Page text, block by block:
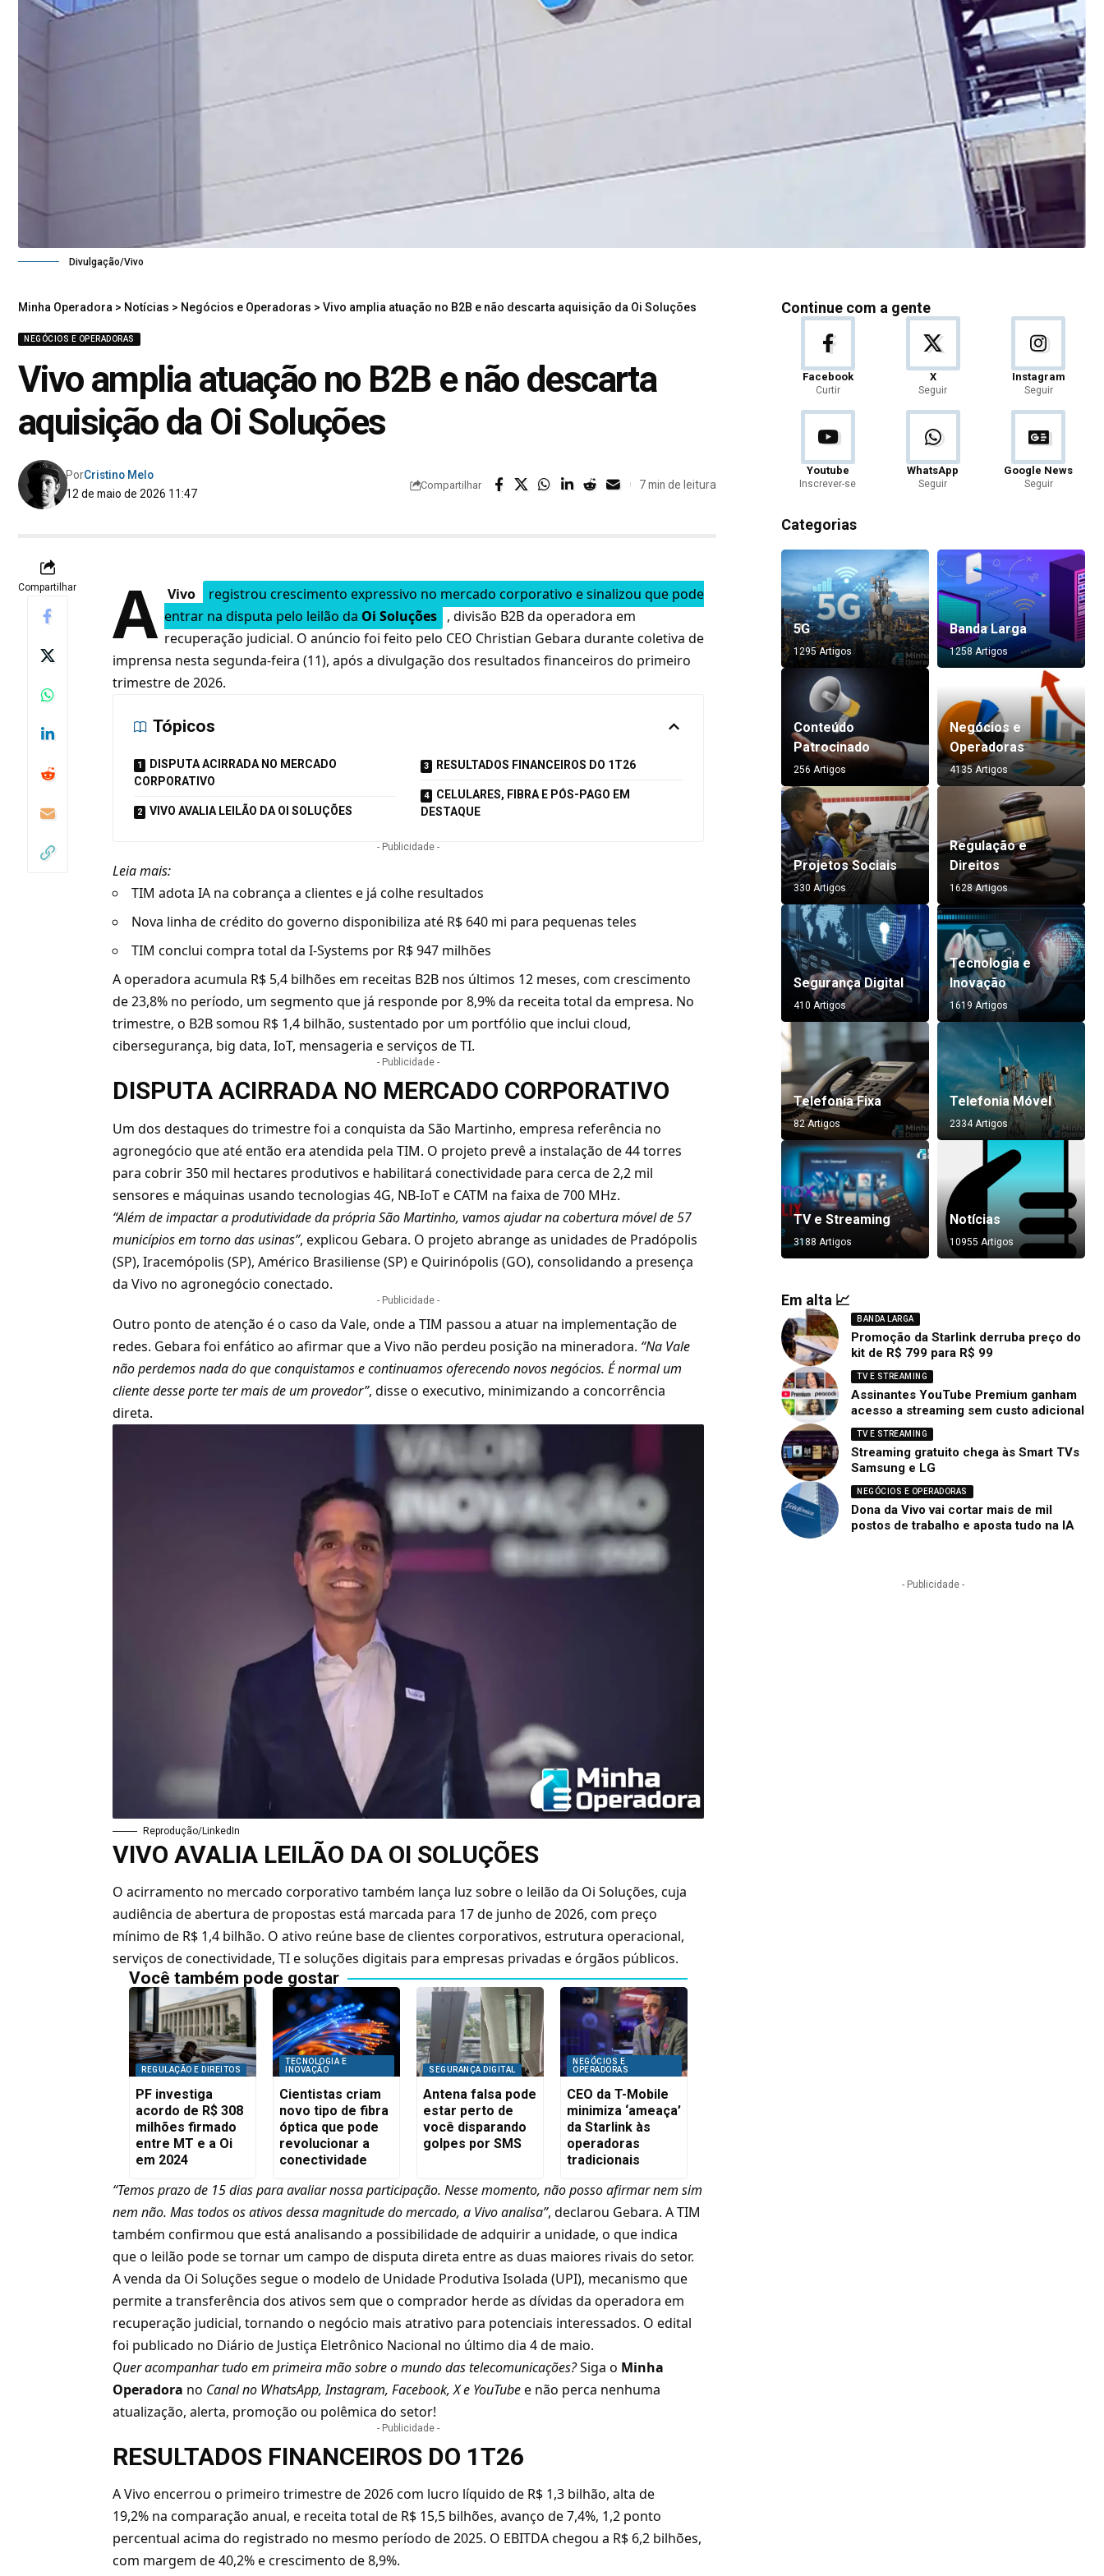
Divulgação/Vivo
Minha Operadora > Notícias > Negócios e Operadoras > Vivo amplia atuação no B2B e não descarta aquisição da Oi Soluções
NEGÓCIOS E OPERADORAS
Vivo amplia atuação no B2B e não descarta
aquisição da Oi Soluções
12 de maio de 2026 11:47
PorCristino Melo
Compartilhar 7 min de leitura
Compartilhar A Vivo
registrou crescimento expressivo no mercado corporativo e sinalizou que pode
entrar na disputa pelo leilão da Oi Soluções , divisão B2B da operadora em
recuperação judicial. O anúncio foi feito pelo CEO Christian Gebara durante coletiva de
imprensa nesta segunda-feira (11), após a divulgação dos resultados financeiros do primeiro
trimestre de 2026.
Tópicos
DISPUTA ACIRRADA NO MERCADO
CORPORATIVO
VIVO AVALIA LEILÃO DA OI SOLUÇÕES
RESULTADOS FINANCEIROS DO 1T26
CELULARES, FIBRA E PÓS-PAGO EM
DESTAQUE
- Publicidade -
Leia mais:
TIM adota IA na cobrança a clientes e já colhe resultados
Nova linha de crédito do governo disponibiliza até R$ 640 mi para pequenas teles
TIM conclui compra total da I-Systems por R$ 947 milhões
A operadora acumula R$ 5,4 bilhões em receitas B2B nos últimos 12 meses, com crescimento
de 23,8% no período, um segmento que já responde por 8,9% da receita total da empresa. No
trimestre, o B2B somou R$ 1,4 bilhão, sustentado por um portfólio que inclui cloud,
cibersegurança, big data, IoT, mensageria e serviços de TI.
- Publicidade -
DISPUTA ACIRRADA NO MERCADO CORPORATIVO
Um dos destaques do trimestre foi a conquista da São Martinho, empresa referência no
agronegócio que até então era atendida pela TIM. O projeto prevê a instalação de 44 torres
para cobrir 350 mil hectares produtivos e habilitará conectividade para cerca de 2,2 mil
sensores e máquinas usando tecnologias 4G, NB-IoT e CATM na faixa de 700 MHz.
“Além de impactar a produtividade da própria São Martinho, vamos ajudar na cobertura móvel de 57
municípios em torno das usinas”, explicou Gebara. O projeto abrange as unidades de Pradópolis
(SP), Iracemópolis (SP), Américo Brasiliense (SP) e Quirinópolis (GO), consolidando a presença
da Vivo no agronegócio conectado.
- Publicidade -
Outro ponto de atenção é o caso da Vale, onde a TIM passou a atuar na implementação de
redes. Gebara foi enfático ao afirmar que a Vivo não perdeu posição na mineradora. “Na Vale
não perdemos nada do que conquistamos e continuamos oferecendo novos negócios. É normal um
cliente desse porte ter mais de um provedor”, disse o executivo, minimizando a concorrência
direta.
Reprodução/LinkedIn
VIVO AVALIA LEILÃO DA OI SOLUÇÕES
O acirramento no mercado corporativo também lança luz sobre o leilão da Oi Soluções, cuja
audiência de abertura de propostas está marcada para 17 de junho de 2026, com preço
mínimo de R$ 1,4 bilhão. O ativo reúne base de clientes corporativos, estrutura operacional,
serviços de conectividade, TI e soluções digitais para empresas privadas e órgãos públicos.
Você também pode gostar
REGULAÇÃO E DIREITOS
PF investiga
acordo de R$ 308
milhões firmado
entre MT e a Oi
em 2024
TECNOLOGIA E
INOVAÇÃO
Cientistas criam
novo tipo de fibra
óptica que pode
revolucionar a
conectividade
SEGURANÇA DIGITAL
Antena falsa pode
estar perto de
você disparando
golpes por SMS
NEGÓCIOS E
OPERADORAS
CEO da T-Mobile
minimiza ‘ameaça’
da Starlink às
operadoras
tradicionais
“Temos prazo de 15 dias para avaliar nossa participação. Nesse momento, não posso afirmar nem sim
nem não. Mas todos os ativos dessa magnitude do mercado, a Vivo analisa”, declarou Gebara. A TIM
também confirmou que está analisando a possibilidade de adquirir a unidade, o que indica
que o leilão pode se tornar um campo de disputa direta entre as duas maiores rivais do setor.
A venda da Oi Soluções segue o modelo de Unidade Produtiva Isolada (UPI), mecanismo que
permite a transferência dos ativos sem que o comprador herde as dívidas da operadora em
recuperação judicial, tornando o negócio mais atrativo para potenciais interessados. O edital
foi publicado no Diário de Justiça Eletrônico Nacional no último dia 4 de maio.
Quer acompanhar tudo em primeira mão sobre o mundo das telecomunicações?Siga o Minha
Operadora no Canal no WhatsApp,Instagram,Facebook,Xe YouTubee não perca nenhuma
atualização, alerta, promoção ou polêmica do setor!
- Publicidade -
RESULTADOS FINANCEIROS DO 1T26
A Vivo encerrou o primeiro trimestre de 2026 com lucro líquido de R$ 1,3 bilhão, alta de
19,2% na comparação anual, e receita total de R$ 15,5 bilhões, avanço de 7,4%, 1,2 ponto
percentual acima do registrado no mesmo período de 2025. O EBITDA chegou a R$ 6,2 bilhões,
com margem de 40,2% e crescimento de 8,9%.
Continue com a gente
Facebook
Curtir
X
Seguir
Instagram
Seguir
Youtube
Inscrever-se
WhatsApp
Seguir
Google News
Seguir
Categorias
5G
1295 Artigos
Banda Larga
1258 Artigos
Conteúdo
Patrocinado
256 Artigos
Negócios e
Operadoras
4135 Artigos
Projetos Sociais
330 Artigos
Regulação e
Direitos
1628 Artigos
Segurança Digital
410 Artigos
Tecnologia e
Inovação
1619 Artigos
Telefonia Fixa
82 Artigos
Telefonia Móvel
2334 Artigos
TV e Streaming
3188 Artigos
Notícias
10955 Artigos
Em alta 📈
BANDA LARGA
Promoção da Starlink derruba preço do
kit de R$ 799 para R$ 99
TV E STREAMING
Assinantes YouTube Premium ganham
acesso a streaming sem custo adicional
TV E STREAMING
Streaming gratuito chega às Smart TVs
Samsung e LG
NEGÓCIOS E OPERADORAS
Dona da Vivo vai cortar mais de mil
postos de trabalho e aposta tudo na IA
- Publicidade -